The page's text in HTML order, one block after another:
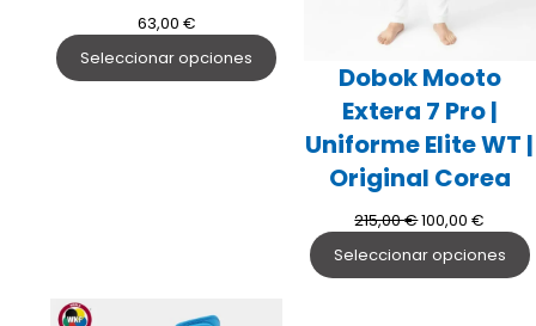
63,00 €
Seleccionar opciones
Dobok Mooto
Extera 7 Pro |
Uniforme Elite WT |
Original Corea
215,00€El
original
100,00€
precio
actual
Seleccionar opciones